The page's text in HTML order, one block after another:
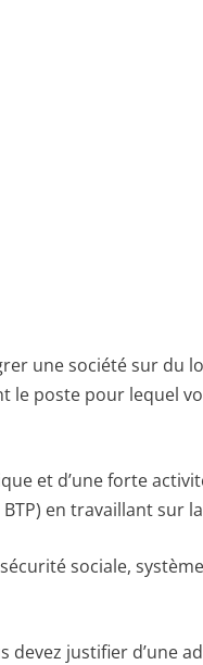
une société sur du
le poste pour lequel
et d’une forte
en travaillant sur
sociale,
justifier d’une